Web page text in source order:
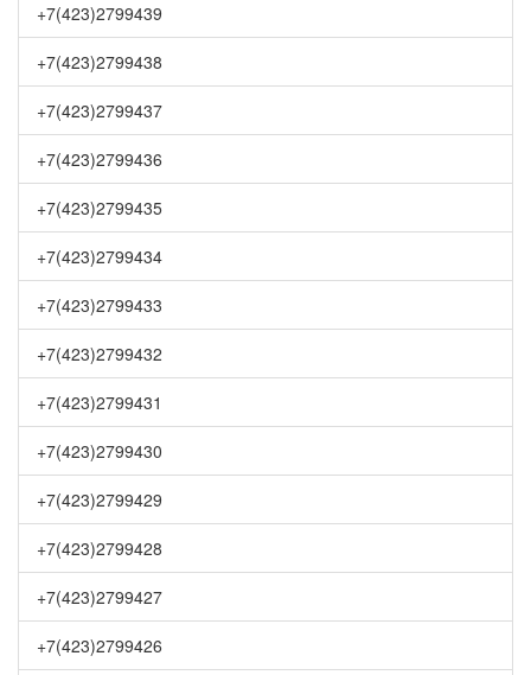
+7(423)2799439
+7(423)2799438
+7(423)2799437
+7(423)2799436
+7(423)2799435
+7(423)2799434
+7(423)2799433
+7(423)2799432
+7(423)2799431
+7(423)2799430
+7(423)2799429
+7(423)2799428
+7(423)2799427
+7(423)2799426